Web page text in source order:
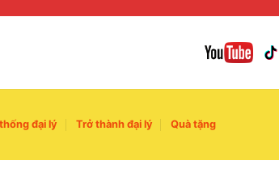
đại lý Trở thành đại lý Quà tặng